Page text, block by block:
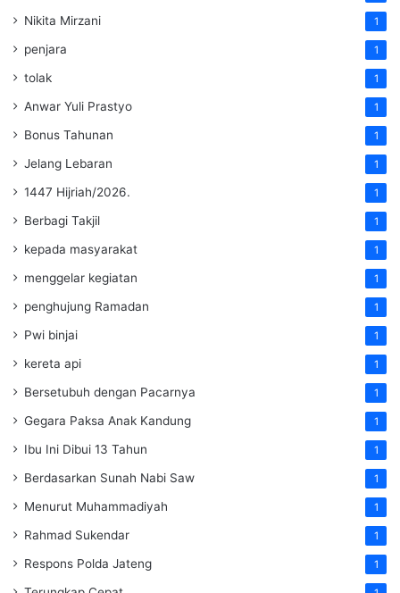
Nikita Mirzani 1
penjara 1
tolak 1
Anwar Yuli Prastyo 1
Bonus Tahunan 1
Jelang Lebaran 1
1447 Hijriah/2026. 1
Berbagi Takjil 1
kepada masyarakat 1
menggelar kegiatan 1
penghujung Ramadan 1
Pwi binjai 1
kereta api 1
Bersetubuh dengan Pacarnya 1
Gegara Paksa Anak Kandung 1
Ibu Ini Dibui 13 Tahun 1
Berdasarkan Sunah Nabi Saw 1
Menurut Muhammadiyah 1
Rahmad Sukendar 1
Respons Polda Jateng 1